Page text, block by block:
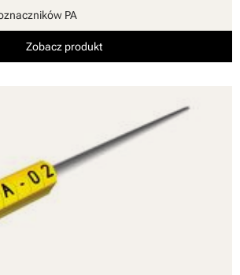
PA
Zobacz produkt